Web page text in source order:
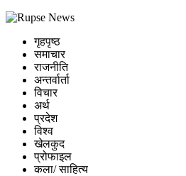
गृहपृष्ठ
समाचार
राजनीति
अन्तर्वार्ता
विचार
अर्थ
प्रदेश
विश्व
खेलकुद
प्रोफाइल
कला/ साहित्य